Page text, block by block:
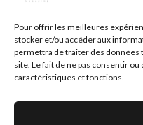
Pour offrir les meilleures
stocker et/ou accéder aux
permettra de traiter des données
site. Le fait de ne pas consentir
caractéristiques et fonctions.
Nom*
*